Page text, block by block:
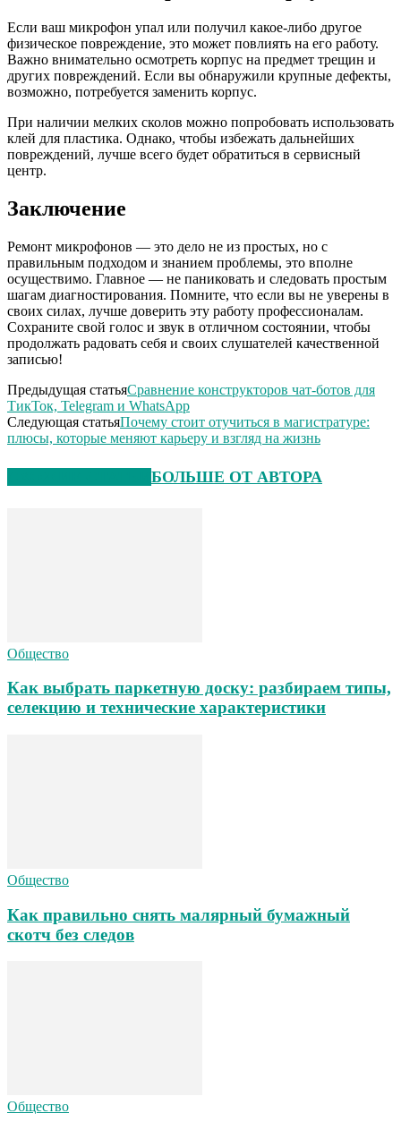
Если ваш микрофон упал или получил какое-либо другое
физическое повреждение, это может повлиять на его работу.
Важно внимательно осмотреть корпус на предмет трещин и
других повреждений. Если вы обнаружили крупные дефекты,
возможно, потребуется заменить корпус.
При наличии мелких сколов можно попробовать использовать
клей для пластика. Однако, чтобы избежать дальнейших
повреждений, лучше всего будет обратиться в сервисный
центр.
Заключение
Ремонт микрофонов — это дело не из простых, но с
правильным подходом и знанием проблемы, это вполне
осуществимо. Главное — не паниковать и следовать простым
шагам диагностирования. Помните, что если вы не уверены в
своих силах, лучше доверить эту работу профессионалам.
Сохраните свой голос и звук в отличном состоянии, чтобы
продолжать радовать себя и своих слушателей качественной
записью!
Предыдущая статьяСравнение конструкторов чат-ботов для
ТикТок, Telegram и WhatsApp
Следующая статьяПочему стоит отучиться в магистратуре:
плюсы, которые меняют карьеру и взгляд на жизнь
БОЛЬШЕ ОТ АВТОРА
Общество
Как выбрать паркетную доску: разбираем типы,
селекцию и технические характеристики
Общество
Как правильно снять малярный бумажный
скотч без следов
Общество